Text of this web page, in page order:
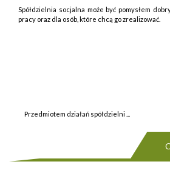
Spółdzielnia socjalna może być pomysłem
pracy oraz dla osób, które chcą go zrealizować.
Przedmiotem działań spółdzielni ...